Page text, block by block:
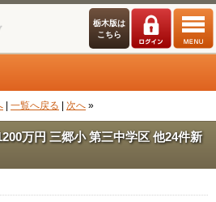
栃木版は
こちら
一覧へ戻る 次へ »
万円 三郷小 第三中学区 他24件新